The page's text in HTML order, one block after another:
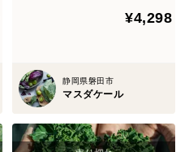
¥4,298
静岡県磐田市
マスダケール